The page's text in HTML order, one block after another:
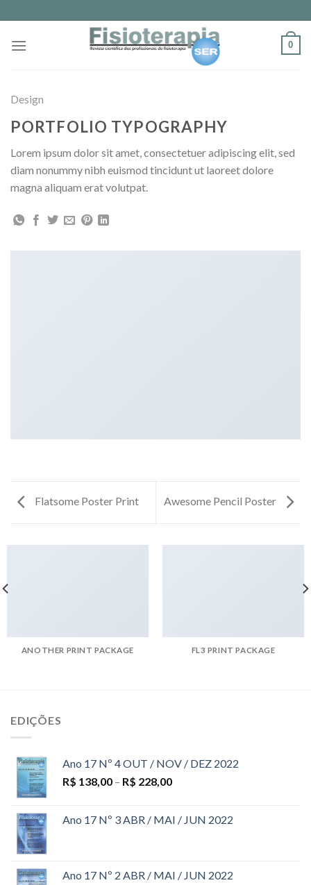
to
content
0
Design
PORTFOLIO TYPOGRAPHY
Lorem ipsum dolor sit amet, consectetuer adipiscing elit, sed
diam nonummy nibh euismod tincidunt ut laoreet dolore
magna aliquam erat volutpat.
Flatsome Poster Print Awesome Pencil Poster
ANOTHER PRINT PACKAGE FL3 PRINT PACKAGE
EDIÇÕES
Ano 17 Nº 4 OUT / NOV / DEZ 2022
R$ 138,00 – R$ 228,00
Ano 17 Nº 3 ABR / MAI / JUN 2022
Ano 17 Nº 2 ABR / MAI / JUN 2022